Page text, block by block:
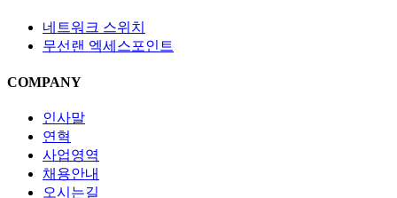
네트워크 스위치
무선랜 엑세스포인트
COMPANY
인사말
연혁
사업영역
채용안내
오시는길